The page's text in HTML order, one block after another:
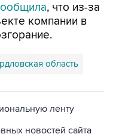
, что из-за
компании в
область
ленту
новостей сайта